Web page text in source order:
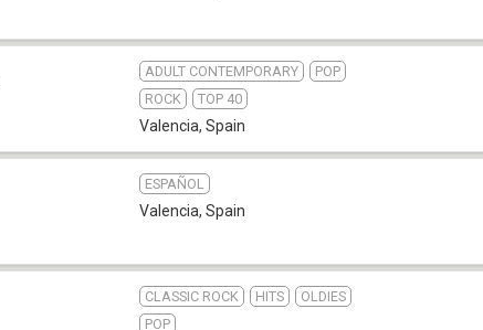
ADULT CONTEMPORARY
POP
ROCK
TOP 40
Valencia, Spain
ESPAÑOL
Valencia, Spain
CLASSIC ROCK HITS
OLDIES
POP